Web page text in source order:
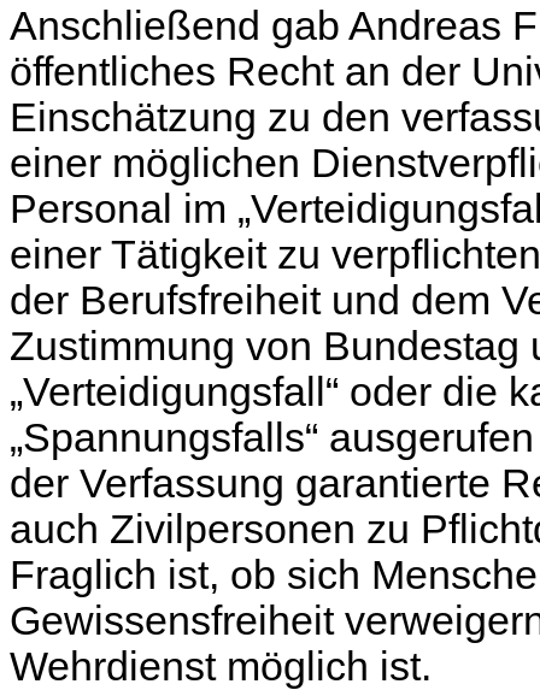
Anschließend gab Andreas
öffentliches Recht an der
Einschätzung zu den
einer möglichen
Personal im
einer Tätigkeit zu
der Berufsfreiheit und dem
Zustimmung von
„Verteidigungsfall“ oder die
„Spannungsfalls“
der Verfassung garantierte
auch Zivilpersonen zu
Fraglich ist, ob sich
Gewissensfreiheit
Wehrdienst möglich ist.